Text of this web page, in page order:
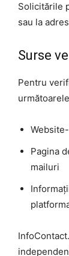
Solicitările
sau la
Surse
Pentru
Pagina
mailuri